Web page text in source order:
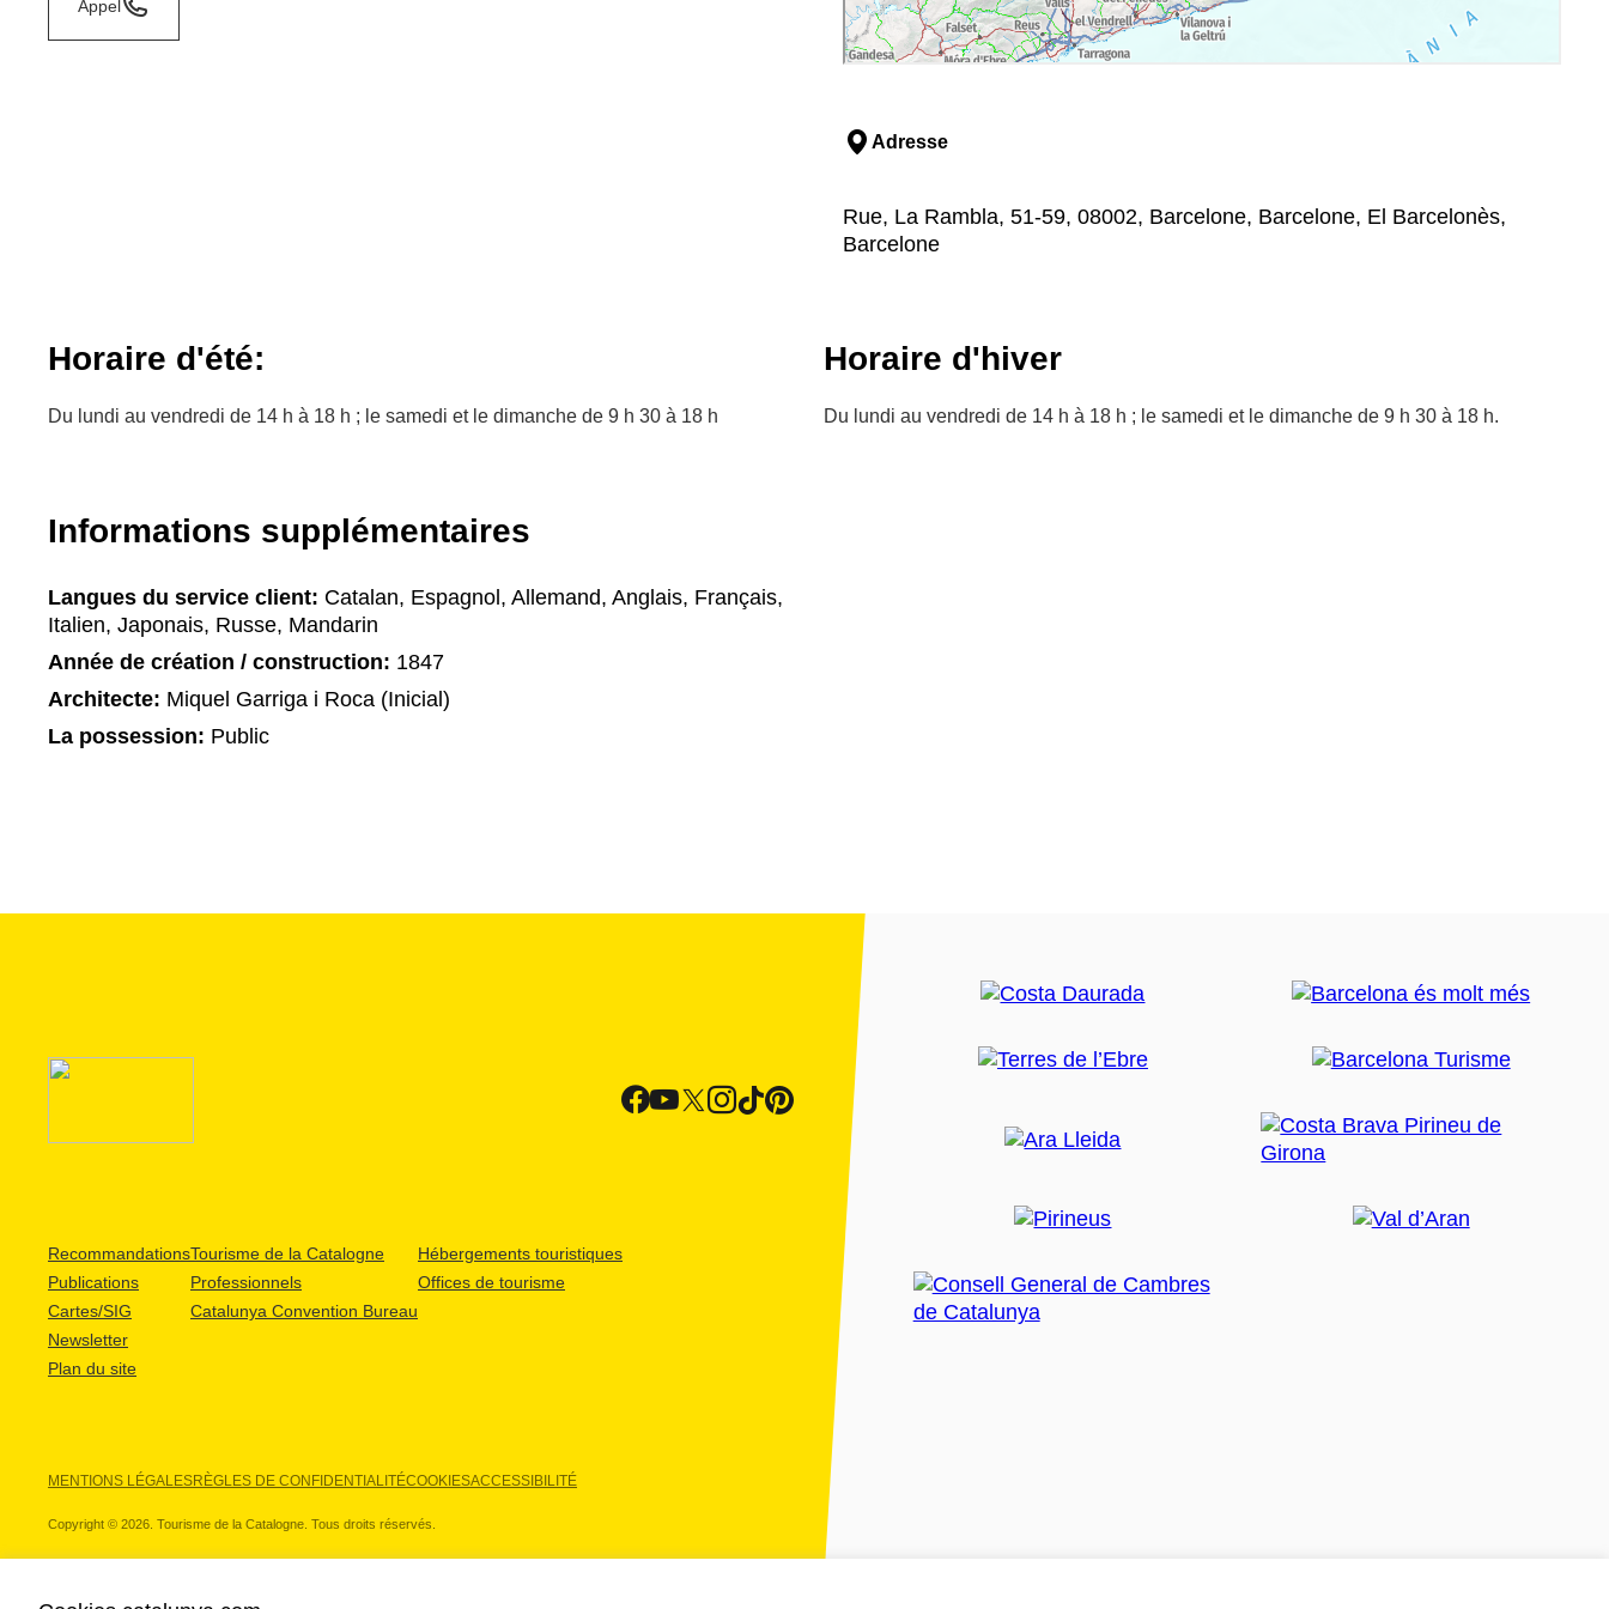
Appel
Adresse
Rue, La Rambla, 51-59, 08002, Barcelone, Barcelone, El Barcelonès,
Barcelone
Horaire d'été:
Du lundi au vendredi de 14 h à 18 h ; le samedi et le dimanche de 9 h 30 à 18 h
Horaire d'hiver
Du lundi au vendredi de 14 h à 18 h ; le samedi et le dimanche de 9 h 30 à 18 h.
Informations supplémentaires
Langues du service client: Catalan, Espagnol, Allemand, Anglais, Français,
Italien, Japonais, Russe, Mandarin
Année de création / construction: 1847
Architecte: Miquel Garriga i Roca (Inicial)
La possession: Public
Recommandations
Publications
Cartes/SIG
Newsletter
Plan du site
Tourisme de la Catalogne
Professionnels
Catalunya Convention Bureau
Hébergements touristiques
Offices de tourisme
MENTIONS LÉGALESRÈGLES DE CONFIDENTIALITÉCOOKIESACCESSIBILITÉ
Copyright © 2026. Tourisme de la Catalogne. Tous droits réservés.